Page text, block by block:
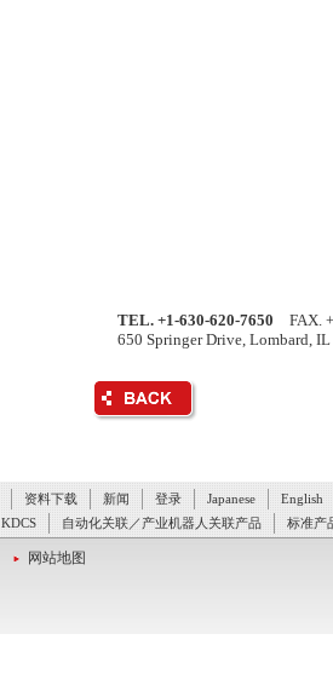
TEL. +1-630-620-7650 FAX.
650 Springer Drive, Lombard,
资料下载 新闻 登录 Japanese
English
KDCS 自动化关联／产业机器人关联产品 标准产
网站地图